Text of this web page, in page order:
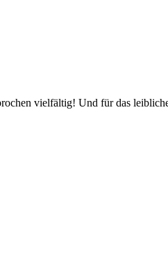
vielfältig! Und für das